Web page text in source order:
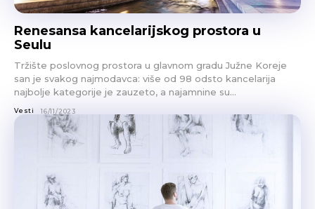
Renesansa kancelarijskog prostora u
Seulu
Tržište poslovnog prostora u glavnom gradu Južne Koreje
san je svakog najmodavca: više od 98 odsto kancelarija
najbolje kategorije je zauzeto, a najamnine su...
Vesti 16/11/2023